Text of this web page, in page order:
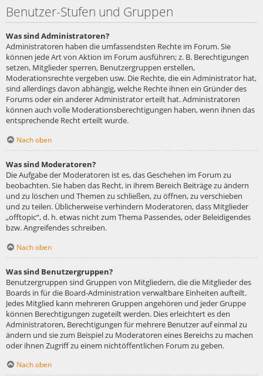
Benutzer-Stufen und Gruppen
Was sind Administratoren?
Administratoren haben die umfassendsten Rechte im Forum. Sie
können jede Art von Aktion im Forum ausführen; z. B. Berechtigungen
setzen, Mitglieder sperren, Benutzergruppen erstellen,
Moderationsrechte vergeben usw. Die Rechte, die ein Administrator hat,
sind allerdings davon abhängig, welche Rechte ihnen ein Gründer des
Forums oder ein anderer Administrator erteilt hat. Administratoren
können auch volle Moderationsberechtigungen haben, wenn ihnen das
entsprechende Recht erteilt wurde.
Nach oben
Was sind Moderatoren?
Die Aufgabe der Moderatoren ist es, das Geschehen im Forum zu
beobachten. Sie haben das Recht, in ihrem Bereich Beiträge zu ändern
und zu löschen und Themen zu schließen, zu öffnen, zu verschieben
und zu teilen. Üblicherweise verhindern Moderatoren, dass Mitglieder
„offtopic“, d. h. etwas nicht zum Thema Passendes, oder Beleidigendes
bzw. Angreifendes schreiben.
Nach oben
Was sind Benutzergruppen?
Benutzergruppen sind Gruppen von Mitgliedern, die die Mitglieder des
Boards in für die Board-Administration verwaltbare Einheiten aufteilt.
Jedes Mitglied kann mehreren Gruppen angehören und jeder Gruppe
können Berechtigungen zugeteilt werden. Dies erleichtert es den
Administratoren, Berechtigungen für mehrere Benutzer auf einmal zu
ändern und sie zum Beispiel zu Moderatoren eines Bereichs zu machen
oder ihnen Zugriff zu einem nichtöffentlichen Forum zu geben.
Nach oben